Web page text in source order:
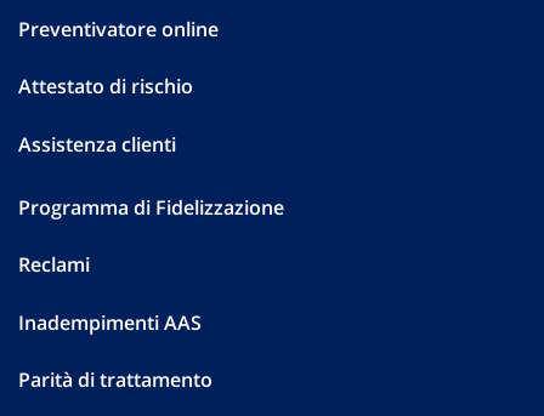
Preventivatore online
Attestato di rischio
Assistenza clienti
Programma di Fidelizzazione
Reclami
Inadempimenti AAS
Parità di trattamento